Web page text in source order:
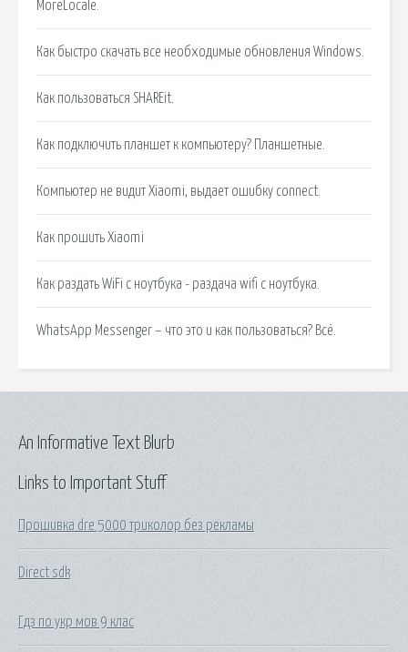
MoreLocale.
Как быстро скачать все необходимые обновления Windows.
Как пользоваться SHAREit.
Как подключить планшет к компьютеру? Планшетные.
Компьютер не видит Xiaomi, выдает ошибку connect.
Как прошить Xiaomi
Как раздать WiFi с ноутбука - раздача wifi с ноутбука.
WhatsApp Messenger – что это и как пользоваться? Всё.
Links to Important Stuff
Прошивка dre 5000 триколор без рекламы
Direct sdk
Гдз по укр мов 9 клас
An Informative Text Blurb